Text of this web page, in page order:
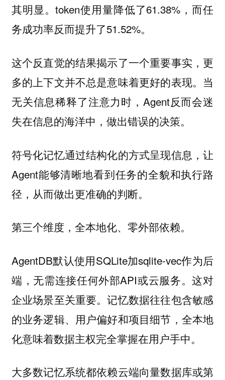
其明显。token使用量降低了61.38%，而任
务成功率反而提升了51.52%。
这个反直觉的结果揭示了一个重要事实，更
多的上下文并不总是意味着更好的表现。当
无关信息稀释了注意力时，Agent反而会迷
失在信息的海洋中，做出错误的决策。
符号化记忆通过结构化的方式呈现信息，让
Agent能够清晰地看到任务的全貌和执行路
径，从而做出更准确的判断。
第三个维度，全本地化、零外部依赖。
AgentDB默认使用SQLite加sqlite-vec作为后
端，无需连接任何外部API或云服务。这对
企业场景至关重要。记忆数据往往包含敏感
的业务逻辑、用户偏好和项目细节，全本地
化意味着数据主权完全掌握在用户手中。
大多数记忆系统都依赖云端向量数据库或第